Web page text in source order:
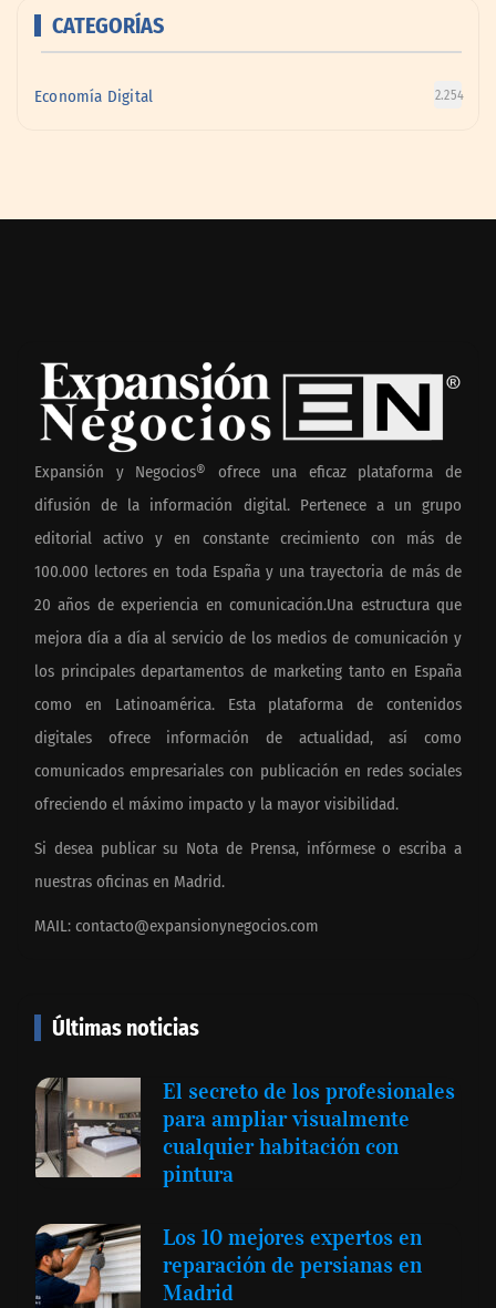
CATEGORÍAS
Economía Digital 2.254
Expansión y Negocios® ofrece una eficaz plataforma de
difusión de la información digital. Pertenece a un grupo
editorial activo y en constante crecimiento con más de
100.000 lectores en toda España y una trayectoria de más de
20 años de experiencia en comunicación.Una estructura que
mejora día a día al servicio de los medios de comunicación y
los principales departamentos de marketing tanto en España
como en Latinoamérica. Esta plataforma de contenidos
digitales ofrece información de actualidad, así como
comunicados empresariales con publicación en redes sociales
ofreciendo el máximo impacto y la mayor visibilidad.
Si desea publicar su Nota de Prensa, infórmese o escriba a
nuestras oficinas en Madrid.
MAIL: contacto@expansionynegocios.com
Últimas noticias
El secreto de los profesionales
para ampliar visualmente
cualquier habitación con
pintura
Los 10 mejores expertos en
reparación de persianas en
Madrid